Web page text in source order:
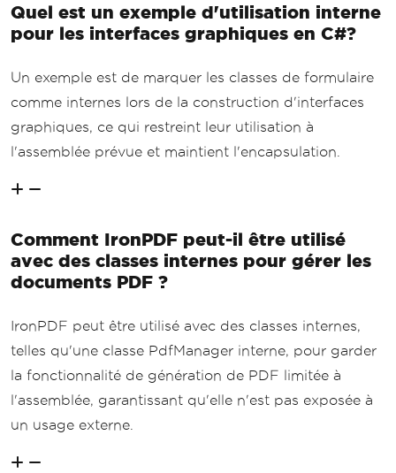
Quel est un exemple d'utilisation interne
pour les interfaces graphiques en C#?
Un exemple est de marquer les classes de formulaire
comme internes lors de la construction d'interfaces
graphiques, ce qui restreint leur utilisation à
l'assemblée prévue et maintient l'encapsulation.
Comment IronPDF peut-il être utilisé
avec des classes internes pour gérer les
documents PDF ?
IronPDF peut être utilisé avec des classes internes,
telles qu'une classe PdfManager interne, pour garder
la fonctionnalité de génération de PDF limitée à
l'assemblée, garantissant qu'elle n'est pas exposée à
un usage externe.